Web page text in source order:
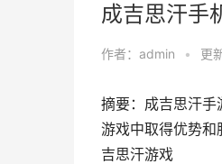
成吉思汗手
作者： admin • 更
摘要：成吉思汗手
游戏中取得优势和
吉思汗游戏